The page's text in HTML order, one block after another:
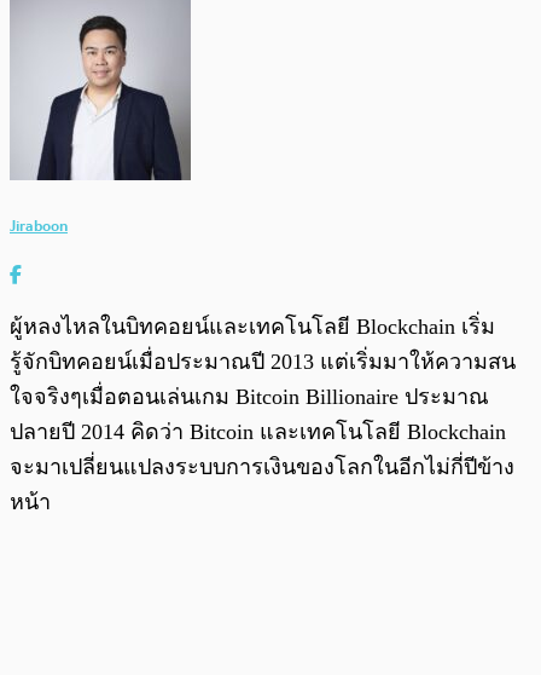
Jiraboon
ผู้หลงไหลในบิทคอยน์และเทคโนโลยี Blockchain เริ่ม
รู้จักบิทคอยน์เมื่อประมาณปี 2013 แต่เริ่มมาให้ความสน
ใจจริงๆเมื่อตอนเล่นเกม Bitcoin Billionaire ประมาณ
ปลายปี 2014 คิดว่า Bitcoin และเทคโนโลยี Blockchain
จะมาเปลี่ยนแปลงระบบการเงินของโลกในอีกไม่กี่ปีข้าง
หน้า